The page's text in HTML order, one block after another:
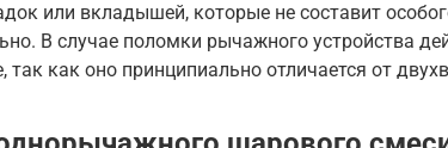
или вкладышей, которые не составит
В случае поломки рычажного устройства
так как оно принципиально отличается от